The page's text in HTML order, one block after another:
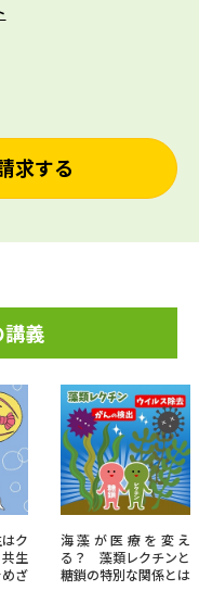
求する
講義
ク
生
ざ
海藻が医療を変え
る？ 藻類レクチンと
糖鎖の特別な関係とは